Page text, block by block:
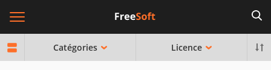
Catégories Licence